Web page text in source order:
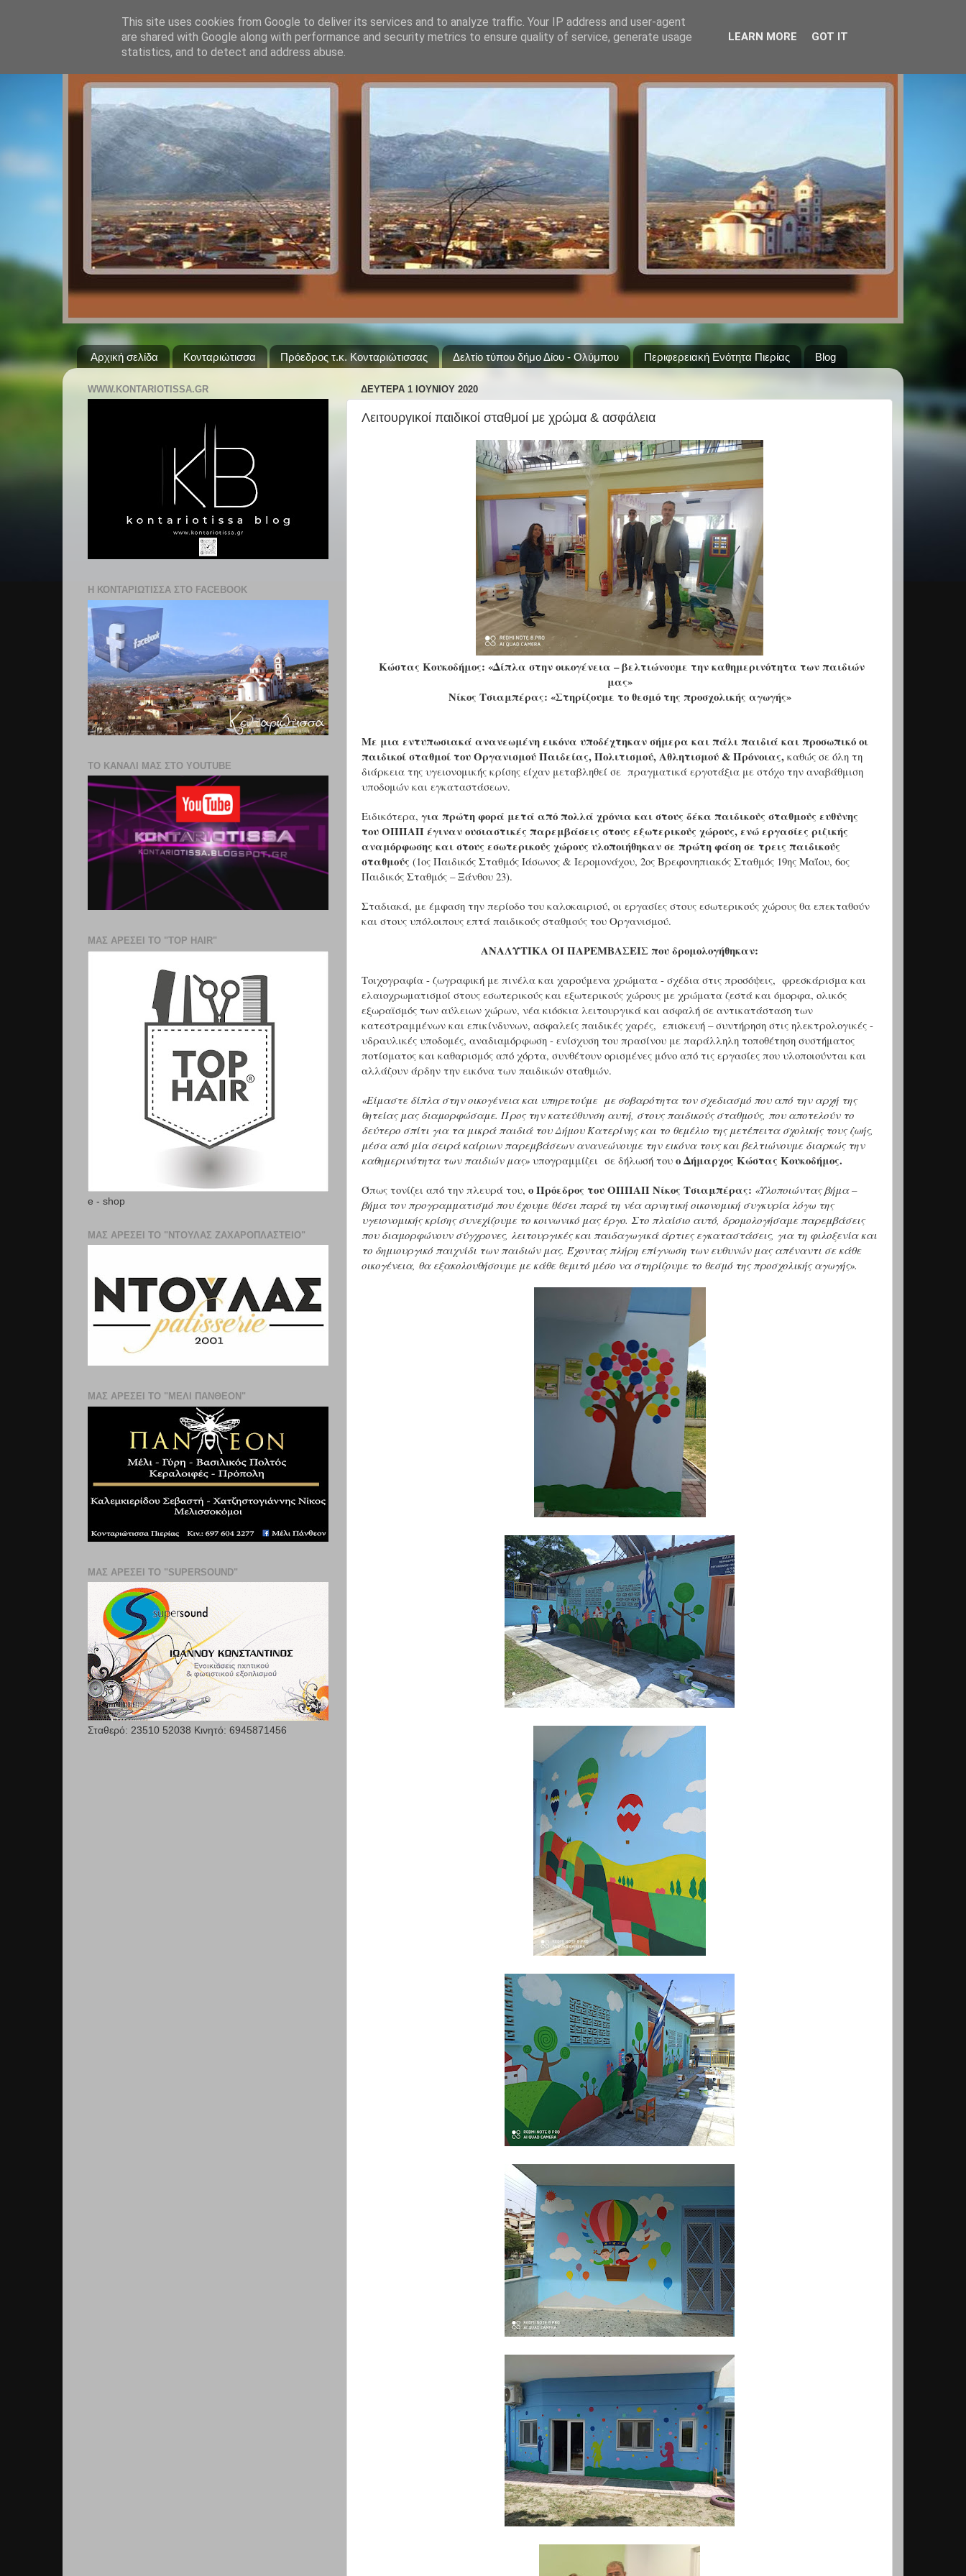
Αρχική σελίδα Κονταριώτισσα Πρόεδρος τ.κ. Κονταριώτισσας Δελτίο τύπου δήμο Δίου - Ολύμπου Περιφερειακή Ενότητα Πιερίας Blog
ΔΕΥΤΈΡΑ 1 ΙΟΥΝΊΟΥ 2020
Λειτουργικοί παιδικοί σταθμοί με χρώμα & ασφάλεια
Κώστας Κουκοδήμος: «Δίπλα στην οικογένεια – βελτιώνουμε την καθημερινότητα των παιδιών
μας»
Νίκος Τσιαμπέρας: «Στηρίζουμε το θεσμό της προσχολικής αγωγής»
Με μια εντυπωσιακά ανανεωμένη εικόνα υποδέχτηκαν σήμερα και πάλι παιδιά και προσωπικό οι
παιδικοί σταθμοί του Οργανισμού Παιδείας, Πολιτισμού, Αθλητισμού & Πρόνοιας, καθώς σε όλη τη
διάρκεια της υγειονομικής κρίσης είχαν μεταβληθεί σε πραγματικά εργοτάξια με στόχο την αναβάθμιση
υποδομών και εγκαταστάσεων.
Ειδικότερα, για πρώτη φορά μετά από πολλά χρόνια και στους δέκα παιδικούς σταθμούς ευθύνης
του ΟΠΠΑΠ έγιναν ουσιαστικές παρεμβάσεις στους εξωτερικούς χώρους,ενώ εργασίες ριζικής
αναμόρφωσης και στους εσωτερικούς χώρους υλοποιήθηκαν σε πρώτη φάση σε τρεις παιδικούς
σταθμούς (1ος Παιδικός Σταθμός Ιάσωνος & Ιερομονάχου, 2ος Βρεφονηπιακός Σταθμός 19ης Μαΐου, 6ος
Παιδικός Σταθμός – Ξάνθου 23).
Σταδιακά, με έμφαση την περίοδο του καλοκαιριού, οι εργασίες στους εσωτερικούς χώρους θα επεκταθούν
και στους υπόλοιπους επτά παιδικούς σταθμούς του Οργανισμού.
ΑΝΑΛΥΤΙΚΑ ΟΙ ΠΑΡΕΜΒΑΣΕΙΣ που δρομολογήθηκαν:
Τοιχογραφία - ζωγραφική με πινέλα και χαρούμενα χρώματα - σχέδια στις προσόψεις, φρεσκάρισμα και
ελαιοχρωματισμοί στους εσωτερικούς και εξωτερικούς χώρους με χρώματα ζεστά και όμορφα, ολικός
εξωραϊσμός των αύλειων χώρων, νέα κιόσκια λειτουργικά και ασφαλή σε αντικατάσταση των
κατεστραμμένων και επικίνδυνων, ασφαλείς παιδικές χαρές, επισκευή – συντήρηση στις ηλεκτρολογικές -
υδραυλικές υποδομές, αναδιαμόρφωση - ενίσχυση του πρασίνου με παράλληλη τοποθέτηση συστήματος
ποτίσματος και καθαρισμός από χόρτα, συνθέτουν ορισμένες μόνο από τις εργασίες που υλοποιούνται και
αλλάζουν άρδην την εικόνα των παιδικών σταθμών.
«Είμαστε δίπλα στην οικογένεια και υπηρετούμε με σοβαρότητα τον σχεδιασμό που από την αρχή της
θητείας μας διαμορφώσαμε. Προς την κατεύθυνση αυτή, στους παιδικούς σταθμούς, που αποτελούν το
δεύτερο σπίτι για τα μικρά παιδιά του Δήμου Κατερίνης και το θεμέλιο της μετέπειτα σχολικής τους ζωής,
μέσα από μία σειρά καίριων παρεμβάσεων ανανεώνουμε την εικόνα τους και βελτιώνουμε διαρκώς την
καθημερινότητα των παιδιών μας» υπογραμμίζει σε δήλωσή του ο Δήμαρχος Κώστας Κουκοδήμος.
Όπως τονίζει από την πλευρά του, ο Πρόεδρος του ΟΠΠΑΠ Νίκος Τσιαμπέρας: «Υλοποιώντας βήμα –
βήμα τον προγραμματισμό που έχουμε θέσει παρά τη νέα αρνητική οικονομική συγκυρία λόγω της
υγειονομικής κρίσης συνεχίζουμε το κοινωνικό μας έργο. Στο πλαίσιο αυτό, δρομολογήσαμε παρεμβάσεις
που διαμορφώνουν σύγχρονες, λειτουργικές και παιδαγωγικά άρτιες εγκαταστάσεις, για τη φιλοξενία και
το δημιουργικό παιχνίδι των παιδιών μας. Έχοντας πλήρη επίγνωση των ευθυνών μας απέναντι σε κάθε
οικογένεια, θα εξακολουθήσουμε με κάθε θεμιτό μέσο να στηρίζουμε το θεσμό της προσχολικής αγωγής».
WWW.KONTARIOTISSA.GR
Η ΚΟΝΤΑΡΙΩΤΙΣΣΑ ΣΤΟ FACEBOOK
ΤΟ ΚΑΝΑΛΙ ΜΑΣ ΣΤΟ YOUTUBE
ΜΑΣ ΑΡΕΣΕΙ ΤΟ "TOP HAIR"
e - shop
ΜΑΣ ΑΡΕΣΕΙ ΤΟ "ΝΤΟΥΛΑΣ ΖΑΧΑΡΟΠΛΑΣΤΕΊΟ"
ΜΑΣ ΑΡΕΣΕΙ ΤΟ "ΜΕΛΙ ΠΑΝΘΕΟΝ"
ΜΑΣ ΑΡΕΣΕΙ ΤΟ "SUPERSOUND"
Σταθερό: 23510 52038 Κινητό: 6945871456
This site uses cookies from Google to deliver its services and to analyze traffic. Your IP address and user-agent
are shared with Google along with performance and security metrics to ensure quality of service, generate usage
statistics, and to detect and address abuse.
LEARN MORE GOT IT